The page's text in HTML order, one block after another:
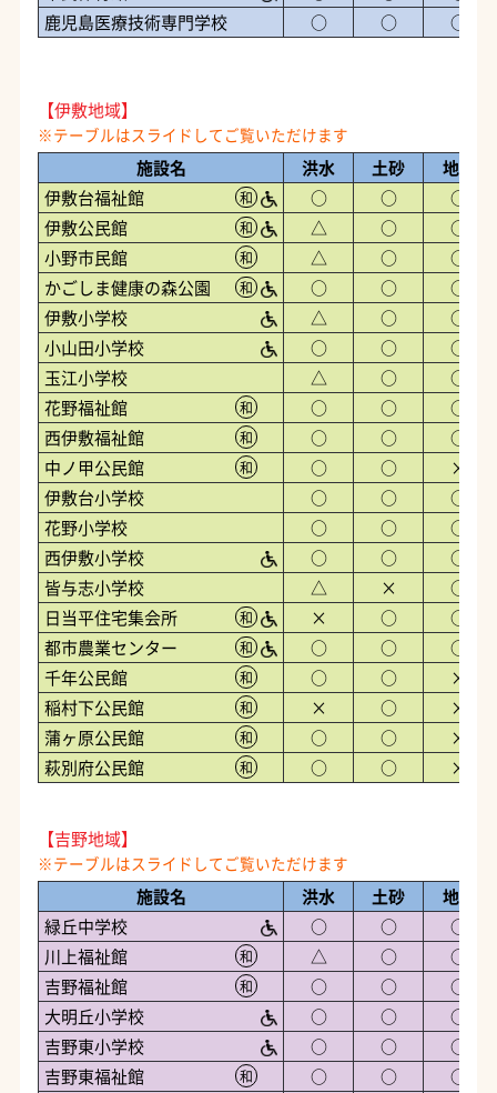
鹿児島医療技術専門学校
○ ○ ○
【伊敷地域】
施設名 洪水 土砂
地震
伊敷台福祉館
和 ○ ○
○
伊敷公民館
和 △ ○
○
小野市民館
和 △ ○
○
かごしま健康の森公園
和 ○ ○
○
伊敷小学校
△ ○
○
小山田小学校
○ ○
○
玉江小学校
△ ○
○
花野福祉館
和 ○ ○
○
西伊敷福祉館
和 ○ ○
○
中ノ甲公民館
和 ○ ○
×
伊敷台小学校
○ ○
○
花野小学校
○ ○
○
西伊敷小学校
○ ○
○
皆与志小学校
△ ×
○
日当平住宅集会所
和 × ○
○
都市農業センター
和 ○ ○
○
千年公民館
和 ○ ○
×
稲村下公民館
和 × ○
×
蒲ヶ原公民館
和 ○ ○
×
萩別府公民館
和 ○ ○ ×
【吉野地域】
施設名 洪水 土砂
地震
緑丘中学校
○ ○
○
川上福祉館
和 △ ○
○
吉野福祉館
和 ○ ○
○
大明丘小学校
○ ○
○
吉野東小学校
○ ○
○
吉野東福祉館
和 ○ ○
○